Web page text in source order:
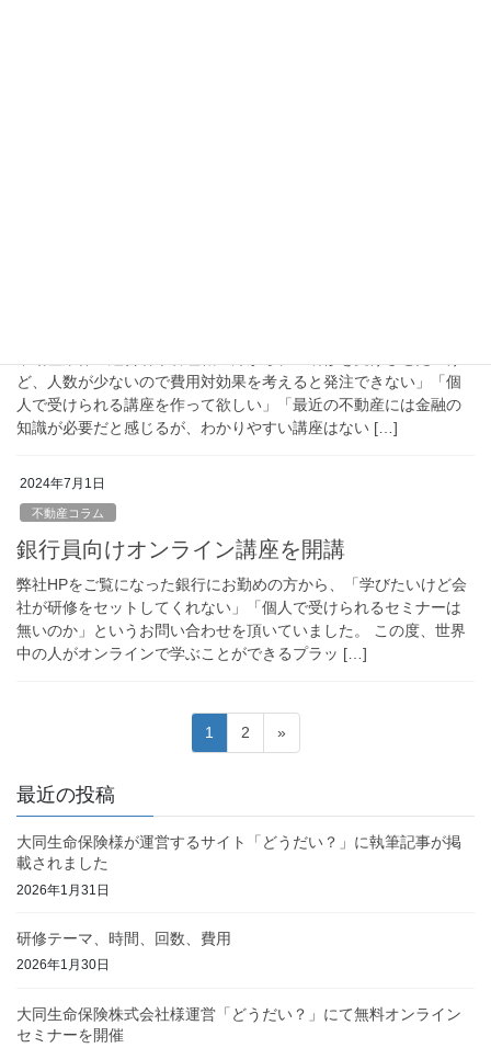
ど、人数が少ないので費用対効果を考えると発注できない」「個
人で受けられる講座を作って欲しい」「最近の不動産には金融の
知識が必要だと感じるが、わかりやすい講座はない […]
2024年7月1日
不動産コラム
銀行員向けオンライン講座を開講
弊社HPをご覧になった銀行にお勤めの方から、「学びたいけど会
社が研修をセットしてくれない」「個人で受けられるセミナーは
無いのか」というお問い合わせを頂いていました。 この度、世界
中の人がオンラインで学ぶことができるプラッ […]
の
ペ
ー
ジ
り
固
定
1
固
定
2 »
最近の投稿
大同生命保険様が運営するサイト「どうだい？」に執筆記事が掲
載されました
2026年1月31日
研修テーマ、時間、回数、費用
2026年1月30日
大同生命保険株式会社様運営「どうだい？」にて無料オンライン
セミナーを開催